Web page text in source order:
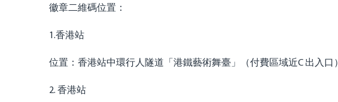
徽章二維碼位置：
1.香港站
位置：香港站中環行人隧道「港鐵藝術舞臺」（付費區域近C 出入口）
2. 香港站